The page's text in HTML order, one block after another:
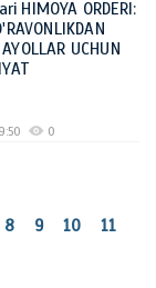
HIMOYA ORDERI:
UCHUN
0
8 9 10 11